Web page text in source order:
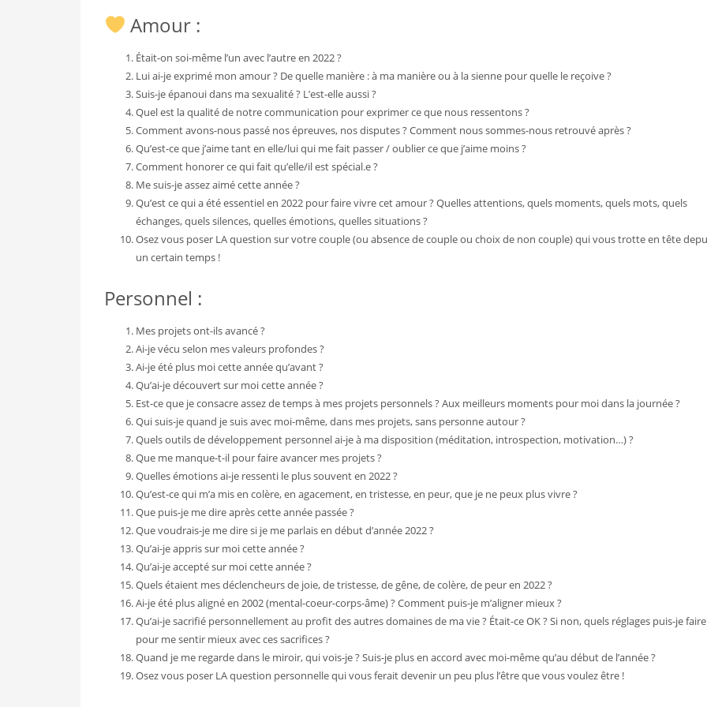
Amour :
Était-on soi-même l’un avec l’autre en 2022 ?
Lui ai-je exprimé mon amour ? De quelle manière : à ma manière ou à la sienne pour quelle le reçoive ?
Suis-je épanoui dans ma sexualité ? L’est-elle aussi ?
Quel est la qualité de notre communication pour exprimer ce que nous ressentons ?
Comment avons-nous passé nos épreuves, nos disputes ? Comment nous sommes-nous retrouvé après ?
Qu’est-ce que j’aime tant en elle/lui qui me fait passer / oublier ce que j’aime moins ?
Comment honorer ce qui fait qu’elle/il est spécial.e ?
Me suis-je assez aimé cette année ?
Qu’est ce qui a été essentiel en 2022 pour faire vivre cet amour ? Quelles attentions, quels moments, quels mots, quels
échanges, quels silences, quelles émotions, quelles situations ?
Osez vous poser LA question sur votre couple (ou absence de couple ou choix de non couple) qui vous trotte en tête
un certain temps !
Personnel :
Mes projets ont-ils avancé ?
Ai-je vécu selon mes valeurs profondes ?
Ai-je été plus moi cette année qu’avant ?
Qu’ai-je découvert sur moi cette année ?
Est-ce que je consacre assez de temps à mes projets personnels ? Aux meilleurs moments pour moi dans la journée ?
Qui suis-je quand je suis avec moi-même, dans mes projets, sans personne autour ?
Quels outils de développement personnel ai-je à ma disposition (méditation, introspection, motivation…) ?
Que me manque-t-il pour faire avancer mes projets ?
Quelles émotions ai-je ressenti le plus souvent en 2022 ?
Qu’est-ce qui m’a mis en colère, en agacement, en tristesse, en peur, que je ne peux plus vivre ?
Que puis-je me dire après cette année passée ?
Que voudrais-je me dire si je me parlais en début d’année 2022 ?
Qu’ai-je appris sur moi cette année ?
Qu’ai-je accepté sur moi cette année ?
Quels étaient mes déclencheurs de joie, de tristesse, de gêne, de colère, de peur en 2022 ?
Ai-je été plus aligné en 2002 (mental-coeur-corps-âme) ? Comment puis-je m’aligner mieux ?
Qu’ai-je sacrifié personnellement au profit des autres domaines de ma vie ? Était-ce OK ? Si non, quels réglages puis-je faire
pour me sentir mieux avec ces sacrifices ?
Quand je me regarde dans le miroir, qui vois-je ? Suis-je plus en accord avec moi-même qu’au début de l’année ?
Osez vous poser LA question personnelle qui vous ferait devenir un peu plus l’être que vous voulez être !